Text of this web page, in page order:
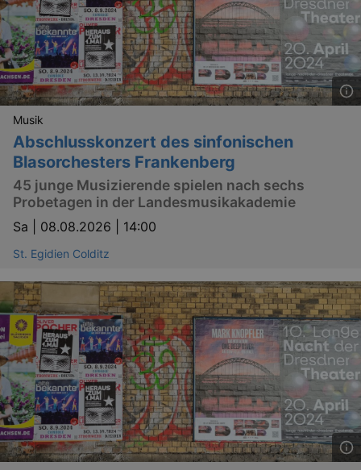
Musik
Abschlusskonzert des sinfonischen
Blasorchesters Frankenberg
45 junge Musizierende spielen nach sechs
Probetagen in der Landesmusikakademie
Sa | 08.08.2026 | 14:00
St. Egidien Colditz